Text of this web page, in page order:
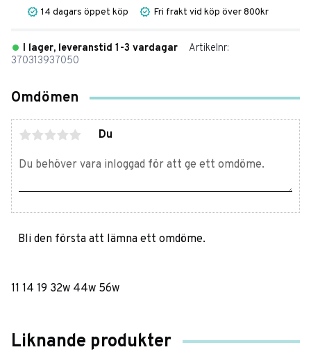
14 dagars öppet köp Fri frakt vid köp över 800kr
I lager, leveranstid 1-3 vardagar
Artikelnr
370313937050
Omdömen
Du
Bli den första att lämna ett omdöme.
11 14 19 32w 44w 56w
Liknande produkter